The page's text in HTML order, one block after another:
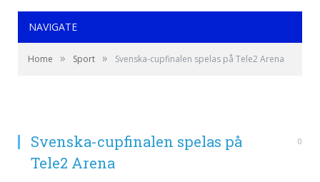
NAVIGATE
Home » Sport » Svenska-cupfinalen spelas på Tele2 Arena
Svenska-cupfinalen spelas på
Tele2 Arena
0